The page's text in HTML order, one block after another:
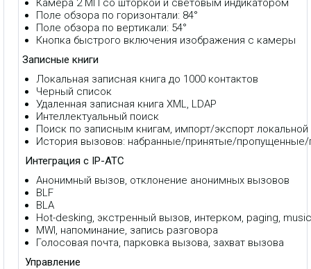
Поле обзора по горизонтали: 84°
Поле обзора по вертикали: 54°
Кнопка быстрого включения изображения с камеры
Записные книги
Локальная записная книга до 1000 контактов
Черный список
Удаленная записная книга XML, LDAP
Интеллектуальный поиск
Поиск по записным книгам, импорт/экспорт локальной
История вызовов: набранные/принятые/
Интеграция с IP-АТС
Анонимный вызов, отклонение анонимных вызовов
BLF
BLA
Hot-desking, экстренный вызов, интерком, paging,
MWI, напоминание, запись разговора
Голосовая почта, парковка вызова, захват вызова
Управление